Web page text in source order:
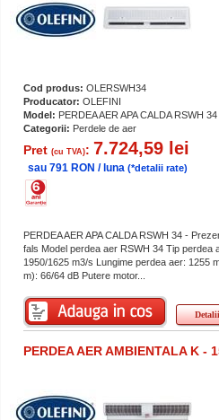
Cod produs: OLERSWH34
Producator: OLEFINI
Model: PERDEA AER APA CALDA RSWH 34
Categorii: Perdele de aer
Pret (cu TVA): 7.724,59 lei
sau 791 RON / luna (*detalii rate)
PERDEA AER APA CALDA RSWH 34 -
fals Model perdea aer RSWH 34 Tip perdea
1950/1625 m3/s Lungime perdea aer: 1255
m): 66/64 dB Putere motor...
Detalii
PERDEA AER AMBIENTALA K -